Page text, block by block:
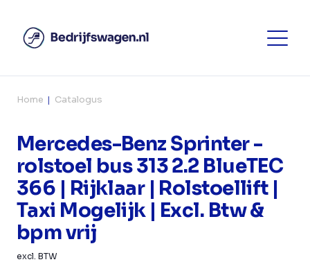
Home Catalogus
Mercedes-Benz Sprinter -
rolstoel bus 313 2.2 BlueTEC
366 | Rijklaar | Rolstoellift |
Taxi Mogelijk | Excl. Btw &
bpm vrij
excl. BTW